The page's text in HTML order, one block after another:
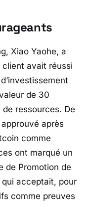
Xiao Yaohe, a
client avait réussi
de 30
ressources. De
après
comme
ont marqué un
de Promotion de
qui acceptait, pour
comme preuves